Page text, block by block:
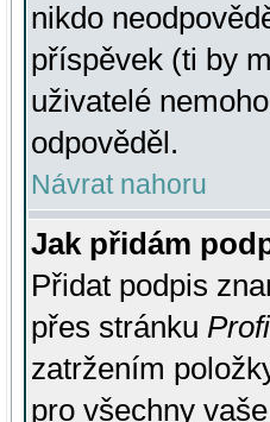
nikdo
příspěvek (ti by
uživatelé
odpověděl.
Návrat nahoru
Jak přidám
Přidat podpis
přes stránku
zatržením
pro všechny